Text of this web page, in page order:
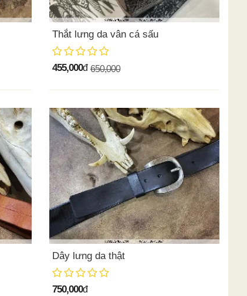
Thắt lưng da vân cá sấu
455,000đ 650,000
Dây lưng da thật
750,000đ